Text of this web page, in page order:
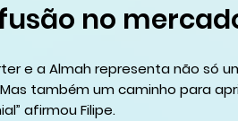
no
e a Almah representa não só
também um caminho para
afirmou Filipe.